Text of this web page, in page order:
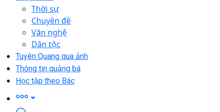
Thời sự
Chuyên đề
Văn nghệ
Dân tộc
Tuyên Quang qua ảnh
Thông tin quảng bá
Học tập theo Bác